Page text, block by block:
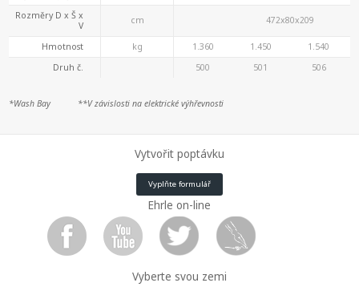
Rozměry D x Š x
V
cm 472x80x209
Hmotnost kg 1.360 1.450
1.540
Druh č.
500 501 506
*Wash Bay **V závislosti na elektrické výhřevnosti
Vytvořit poptávku
Vyplňte formulář
Ehrle on-line
Vyberte svou zemi